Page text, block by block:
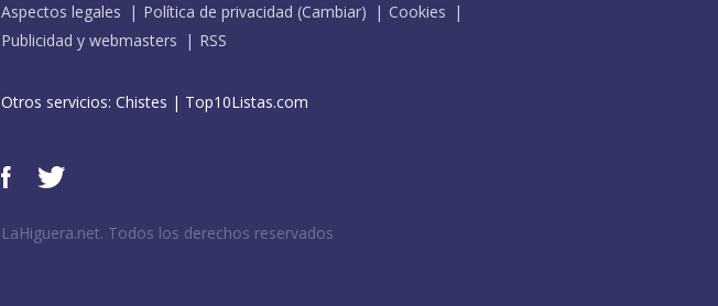
Aspectos legales
Política de privacidad (Cambiar)
Cookies
Publicidad y webmasters
RSS
Otros servicios: Chistes | Top10Listas.com
LaHiguera.net. Todos los derechos reservados